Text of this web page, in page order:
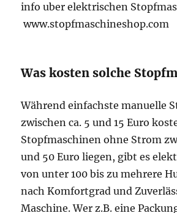
info uber elektrischen
www.stopfmaschineshop.com
Was kosten solche
Während einfachste manuelle
zwischen ca. 5 und 15 Euro
Stopfmaschinen ohne Strom
und 50 Euro liegen, gibt es
von unter 100 bis zu mehrere
nach Komfortgrad und
Maschine. Wer z.B. eine